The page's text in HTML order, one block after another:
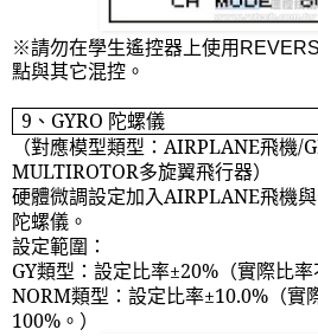
※請勿在學生遙控器上使用
點與其它混控。
9 、 GYRO 陀螺儀
（對應模型類型： AIRPLANE飛機/
MULTIROTOR多旋翼飛行器）
硬體微調設定加入AIRPLANE飛機與
陀螺儀。
設定範圍：
GY類型：設定比率±20% （實際比
NORM類型：設定比率±10.0% （
100% 。）